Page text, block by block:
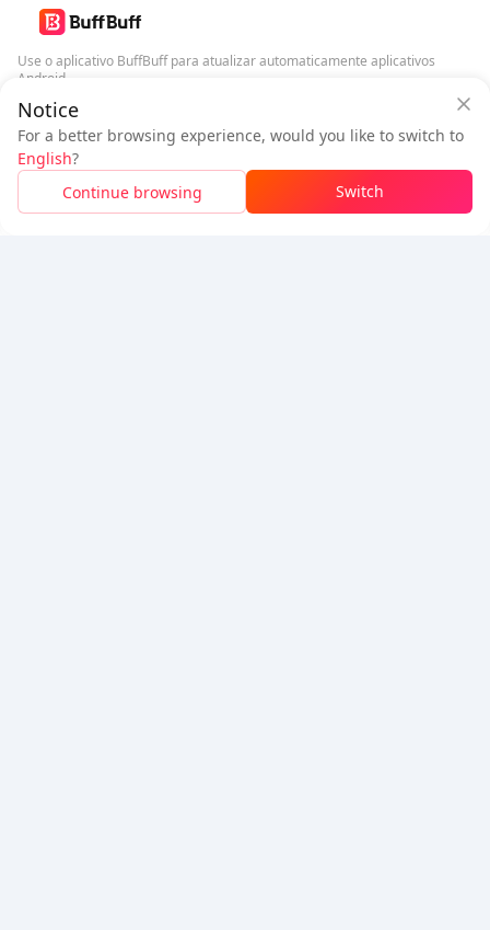
A pagar
Economizou$0.08
$0.91
Faça loginparaganhar 50 pontos (0.50 USD)
Recarga
Notice
For a better browsing experience, would you like to switch to
English?
Continue browsing
Switch
Use o aplicativo BuffBuff para atualizar automaticamente aplicativos
Android
Baixar BuffBuff
Siga-nos